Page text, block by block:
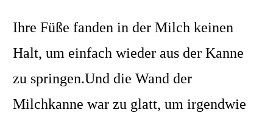
Ihre Füße fanden in der Milch keinen
Halt,um einfach wieder aus der Kanne
zu springen.Und die Wand der
Milchkanne war zu glatt, um irgendwie